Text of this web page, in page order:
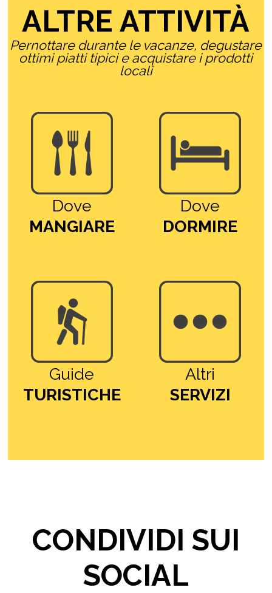
ALTRE ATTIVITÀ
Pernottare durante le vacanze, degustare
ottimi piatti tipici e acquistare i prodotti
locali
Dove
MANGIARE
Dove
DORMIRE
Guide
TURISTICHE
Altri
SERVIZI
CONDIVIDI SUI
SOCIAL